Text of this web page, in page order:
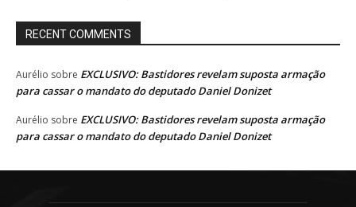
RECENT COMMENTS
Aurélio sobre EXCLUSIVO: Bastidores revelam suposta armação
para cassar o mandato do deputado Daniel Donizet
Aurélio sobre EXCLUSIVO: Bastidores revelam suposta armação
para cassar o mandato do deputado Daniel Donizet